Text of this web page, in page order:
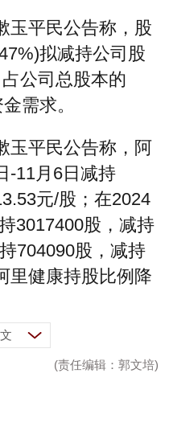
玉平民公告称，股
拟减持公司股
公司总股本的
需求。
玉平民公告称，阿
-11月6日减持
元/股；在2024
3017400股，减持
704090股，减持
里健康持股比例降
(责任编辑：郭文培)